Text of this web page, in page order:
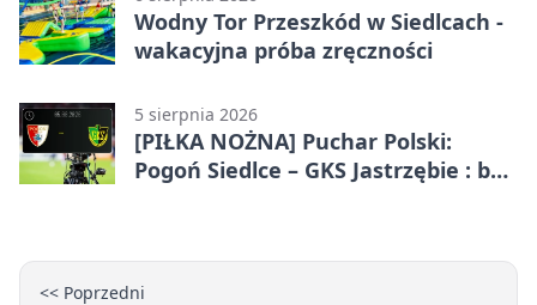
Wodny Tor Przeszkód w Siedlcach -
wakacyjna próba zręczności
5 sierpnia 2026
[PIŁKA NOŻNA] Puchar Polski:
Pogoń Siedlce – GKS Jastrzębie : bez
<< Poprzedni